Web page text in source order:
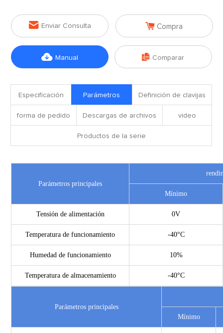
 Enviar Consulta  Compra
 Manual  Comparar
Especificación Parámetros Definición de clavijas
forma de pedido Descargas de archivos video
Productos de la serie
Parámetros principales
Mínimo
Tensión de alimentación 0V
Temperatura de funcionamiento -40°C
Humedad de funcionamiento 10%
Temperatura de almacenamiento -40°C
Parámetros principales
Mínimo